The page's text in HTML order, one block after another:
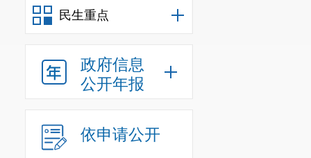
民生重点
政府信息
公开年报
依申请公开